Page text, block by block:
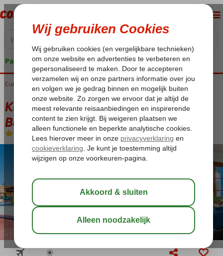
Pakketgarantie
Home
Curaçao Sint Willibrordus Kunuku Aqua Resort Muziekreis De Bevers
Kunuku Aqua Resort Muziekreis De
Bevers
All Inclusive-Appartement